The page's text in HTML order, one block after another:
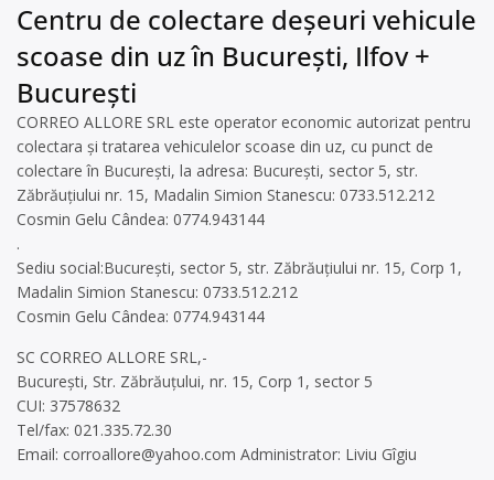
Centru de colectare deșeuri vehicule
scoase din uz în București, Ilfov +
București
CORREO ALLORE SRL este operator economic autorizat pentru
colectara și tratarea vehiculelor scoase din uz, cu punct de
colectare în București, la adresa: București, sector 5, str.
Zăbrăuțiului nr. 15, Madalin Simion Stanescu: 0733.512.212
Cosmin Gelu Cândea: 0774.943144
.
Sediu social:București, sector 5, str. Zăbrăuțiului nr. 15, Corp 1,
Madalin Simion Stanescu: 0733.512.212
Cosmin Gelu Cândea: 0774.943144
SC CORREO ALLORE SRL,-
București, Str. Zăbrăuțului, nr. 15, Corp 1, sector 5
CUI: 37578632
Tel/fax: 021.335.72.30
Email: corroallore@yahoo.com Administrator: Liviu Gîgiu